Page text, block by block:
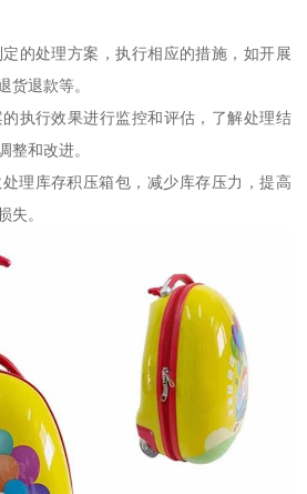
的处理方案，执行相应的措施，如开展
货退款等。
执行效果进行监控和评估，了解处理结
整和改进。
理库存积压箱包，减少库存压力，提高
失。